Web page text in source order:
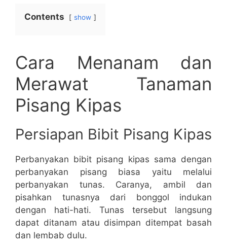
Contents show
Cara Menanam dan
Merawat Tanaman
Pisang Kipas
Persiapan Bibit Pisang Kipas
Perbanyakan bibit pisang kipas sama dengan
perbanyakan pisang biasa yaitu melalui
perbanyakan tunas. Caranya, ambil dan
pisahkan tunasnya dari bonggol indukan
dengan hati-hati. Tunas tersebut langsung
dapat ditanam atau disimpan ditempat basah
dan lembab dulu.